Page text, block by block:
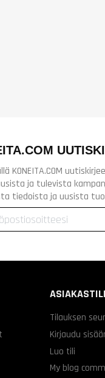
KONEITA.COM
ja tulevista
tiedoista ja uusista
ASIAKASTILI
Tilauksen
Kirjaudu
Luo tili
My blog